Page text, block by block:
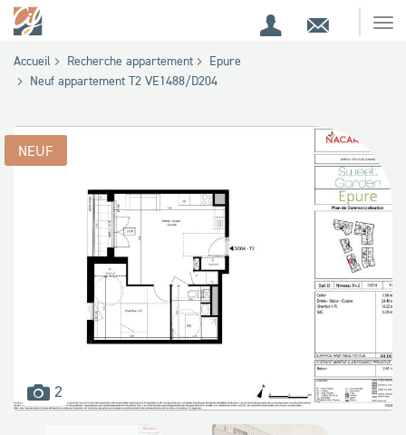
EspaceContact
Accueil Recherche appartement
Epure
Neuf appartement T2 VE1488/D204
NEUF
2
disponibles